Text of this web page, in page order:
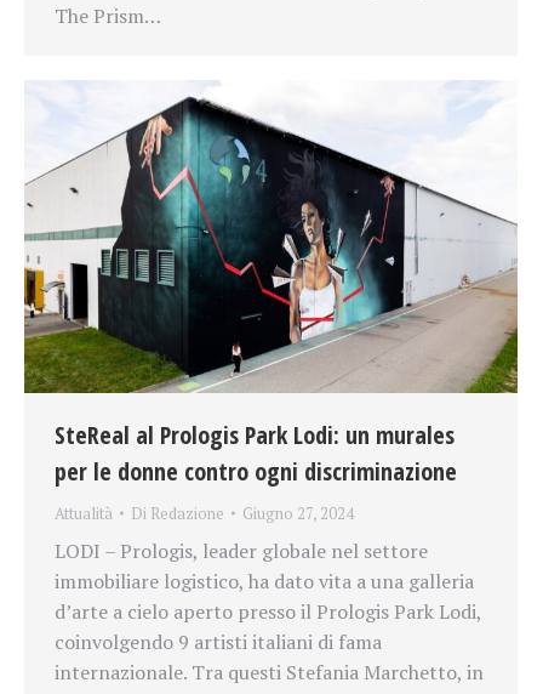
The Prism…
SteReal al Prologis Park Lodi: un murales
per le donne contro ogni discriminazione
Attualità Di Redazione Giugno 27, 2024
LODI – Prologis, leader globale nel settore
immobiliare logistico, ha dato vita a una galleria
d’arte a cielo aperto presso il Prologis Park Lodi,
coinvolgendo 9 artisti italiani di fama
internazionale. Tra questi Stefania Marchetto, in